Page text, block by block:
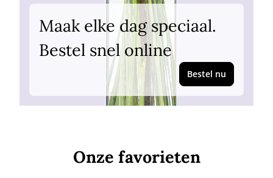
Maak elke dag speciaal.
Bestel snel online
Bestel nu
Onze favorieten